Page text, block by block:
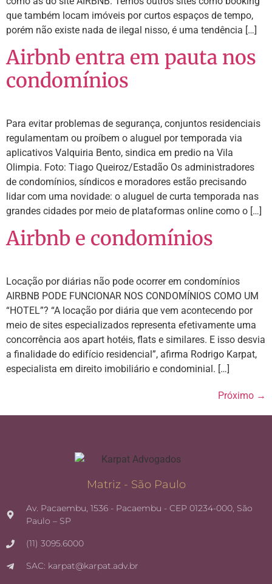
que também locam imóveis por curtos espaços de tempo,
porém não existe nada de ilegal nisso, é uma tendência […]
Airbnb entra em pauta nos
condomínios
Para evitar problemas de segurança, conjuntos residenciais
regulamentam ou proíbem o aluguel por temporada via
aplicativos Valquiria Bento, sindica em predio na Vila
Olimpia. Foto: Tiago Queiroz/Estadão Os administradores
de condomínios, síndicos e moradores estão precisando
lidar com uma novidade: o aluguel de curta temporada nas
grandes cidades por meio de plataformas online como o […]
Airbnb e condomínios
Locação por diárias não pode ocorrer em condomínios
AIRBNB PODE FUNCIONAR NOS CONDOMÍNIOS COMO UM
“HOTEL”? “A locação por diária que vem acontecendo por
meio de sites especializados representa efetivamente uma
concorrência aos apart hotéis, flats e similares. E isso desvia
a finalidade do edifício residencial”, afirma Rodrigo Karpat,
especialista em direito imobiliário e condominial. […]
Próximo →
Matriz - São Paulo
Av. Pacaembu, 1536 - Pacaembu - CEP 01234-000, São
Paulo – SP
(11) 3095.6000
SAC: karpat@karpat.adv.br